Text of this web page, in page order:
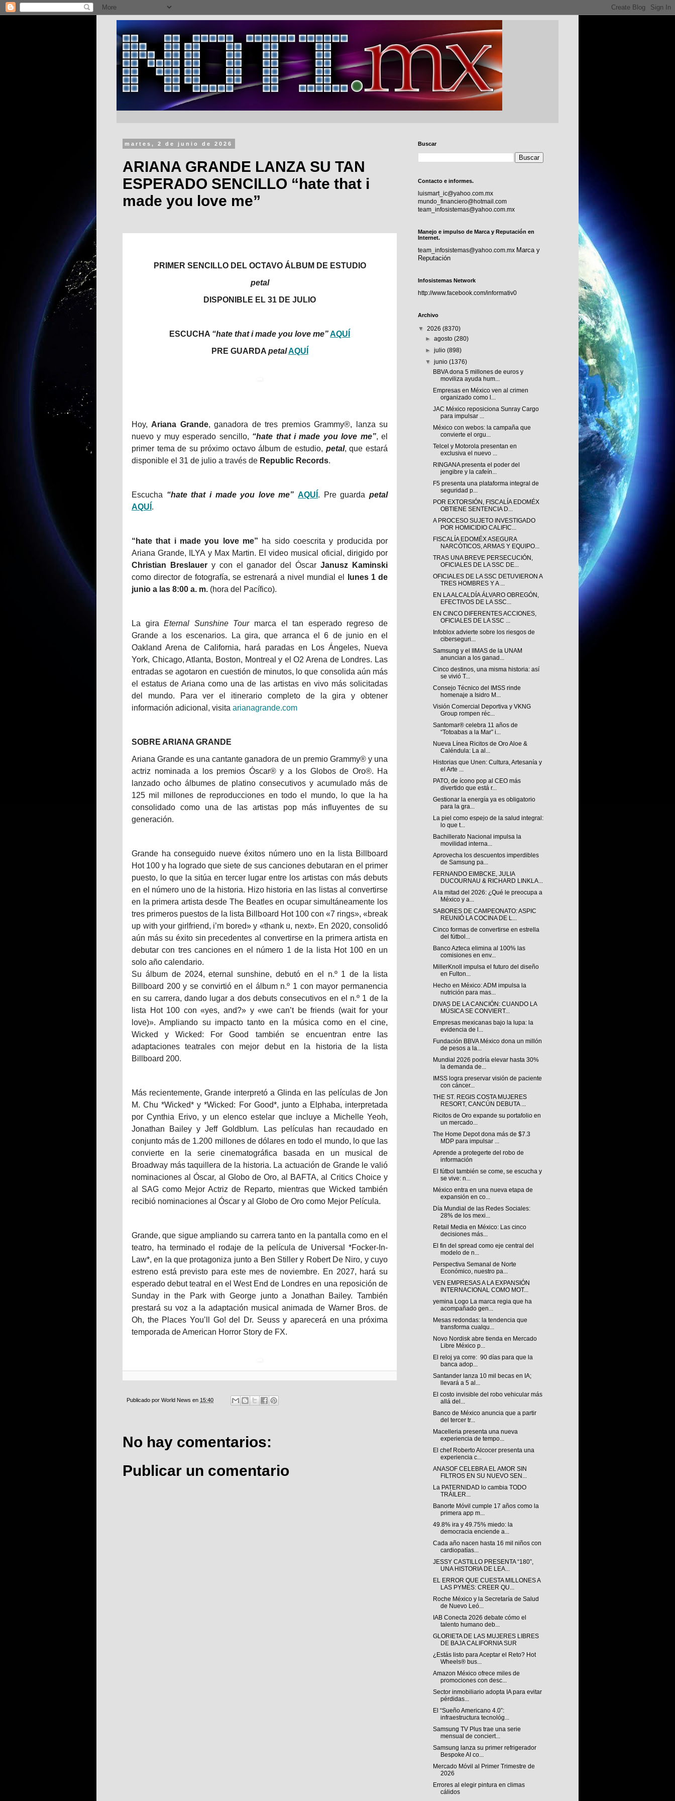
martes, 2 de junio de 2026
ARIANA GRANDE LANZA SU TAN
ESPERADO SENCILLO “hate that i
made you love me”
PRIMER SENCILLO DEL OCTAVO ÁLBUM DE ESTUDIO
petal
DISPONIBLE EL 31 DE JULIO
ESCUCHA “hate that i made you love me”AQUÍ
PRE GUARDA petal AQUÍ
Hoy, Ariana Grande, ganadora de tres premios Grammy®, lanza su
nuevo y muy esperado sencillo, “hate that i made you love me”, el
primer tema de su próximo octavo álbum de estudio, petal, que estará
disponible el 31 de julio a través de Republic Records.
Escucha “hate that i made you love me”AQUÍ . Pre guardapetal
AQUÍ .
“hate that i made you love me” ha sido coescrita y producida por
Ariana Grande, ILYA y Max Martin. El video musical oficial, dirigido por
Christian Breslauery con el ganador del ÓscarJanusz Kaminski
como director de fotografía, se estrenará a nivel mundial el
lunes 1 de
junio a las 8:00 a. m. (hora del Pacífico).
La gira Eternal Sunshine Tourmarca el tan esperado regreso de
Grande a los escenarios. La gira, que arranca el 6 de junio en el
Oakland Arena de California, hará paradas en Los Ángeles, Nueva
York, Chicago, Atlanta, Boston, Montreal y el O2 Arena de Londres. Las
entradas se agotaron en cuestión de minutos, lo que consolida aún más
el estatus de Ariana como una de las artistas en vivo más solicitadas
del mundo. Para ver el itinerario completo de la gira y obtener
información adicional, visita arianagrande.com
SOBRE ARIANA GRANDE
Ariana Grande es una cantante ganadora de un premio Grammy® y una
actriz nominada a los premios Óscar® y a los Globos de Oro®. Ha
lanzado ocho álbumes de platino consecutivos y acumulado más de
125 mil millones de reproducciones en todo el mundo, lo que la ha
consolidado como una de las artistas pop más influyentes de su
generación.
Grande ha conseguido nueve éxitos número uno en la lista Billboard
Hot 100 y ha logrado que siete de sus canciones debutaran en el primer
puesto, lo que la sitúa en tercer lugar entre los artistas con más debuts
en el número uno de la historia. Hizo historia en las listas al convertirse
en la primera artista desde The Beatles en ocupar simultáneamente los
tres primeros puestos de la lista Billboard Hot 100 con «7 rings», «break
up with your girlfriend, i’m bored» y «thank u, next». En 2020, consolidó
aún más su éxito sin precedentes al convertirse en la primera artista en
debutar con tres canciones en el número 1 de la lista Hot 100 en un
solo año calendario.
Su álbum de 2024, eternal sunshine, debutó en el n.º 1 de la lista
Billboard 200 y se convirtió en el álbum n.º 1 con mayor permanencia
en su carrera, dando lugar a dos debuts consecutivos en el n.º 1 de la
lista Hot 100 con «yes, and?» y «we can’t be friends (wait for your
love)». Ampliando su impacto tanto en la música como en el cine,
Wicked y Wicked: For Good también se encuentran entre las
adaptaciones teatrales con mejor debut en la historia de la lista
Billboard 200.
Más recientemente, Grande interpretó a Glinda en las películas de Jon
M. Chu *Wicked* y *Wicked: For Good*, junto a Elphaba, interpretada
por Cynthia Erivo, y un elenco estelar que incluye a Michelle Yeoh,
Jonathan Bailey y Jeff Goldblum. Las películas han recaudado en
conjunto más de 1.200 millones de dólares en todo el mundo, lo que las
convierte en la serie cinematográfica basada en un musical de
Broadway más taquillera de la historia. La actuación de Grande le valió
nominaciones al Óscar, al Globo de Oro, al BAFTA, al Critics Choice y
al SAG como Mejor Actriz de Reparto, mientras que Wicked también
recibió nominaciones al Óscar y al Globo de Oro como Mejor Película.
Grande, que sigue ampliando su carrera tanto en la pantalla como en el
teatro, ha terminado el rodaje de la película de Universal *Focker-In-
Law*, en la que protagoniza junto a Ben Stiller y Robert De Niro, y cuyo
estreno está previsto para este mes de noviembre. En 2027, hará su
esperado debut teatral en el West End de Londres en una reposición de
Sunday in the Park with George junto a Jonathan Bailey. También
prestará su voz a la adaptación musical animada de Warner Bros. de
Oh, the Places You’ll Go! del Dr. Seuss y aparecerá en una próxima
temporada de American Horror Story de FX.
Publicado por World News en 15:40
No hay comentarios:
Publicar un comentario
Buscar
Contacto e informes.
luismart_ic@yahoo.com.mx
mundo_financiero@hotmail.com
team_infosistemas@yahoo.com.mx
Manejo e impulso de Marca y Reputación en
Internet.
team_infosistemas@yahoo.com.mx Marca y
Reputación
Infosistemas Network
http://www.facebook.com/informativ0
Archivo
▼ 2026 (8370)
►agosto(280)
►julio(898)
▼junio(1376)
BBVA dona 5 millones de euros y
moviliza ayuda hum...
Empresas en México ven al crimen
organizado como l...
JAC México reposiciona Sunray Cargo
para impulsar ...
México con webos: la campaña que
convierte el orgu...
Telcel y Motorola presentan en
exclusiva el nuevo ...
RINGANA presenta el poder del
jengibre y la cafeín...
F5 presenta una plataforma integral de
seguridad p...
POR EXTORSIÓN, FISCALÍA EDOMÉX
OBTIENE SENTENCIA D...
A PROCESO SUJETO INVESTIGADO
POR HOMICIDIO CALIFIC...
FISCALÍA EDOMÉX ASEGURA
NARCÓTICOS, ARMAS Y EQUIPO...
TRAS UNA BREVE PERSECUCIÓN,
OFICIALES DE LA SSC DE...
OFICIALES DE LA SSC DETUVIERON A
TRES HOMBRES Y A ...
EN LA ALCALDÍA ÁLVARO OBREGÓN,
EFECTIVOS DE LA SSC...
EN CINCO DIFERENTES ACCIONES,
OFICIALES DE LA SSC ...
Infoblox advierte sobre los riesgos de
ciberseguri...
Samsung y el IIMAS de la UNAM
anuncian a los ganad...
Cinco destinos, una misma historia: así
se vivió T...
Consejo Técnico del IMSS rinde
homenaje a Isidro M...
Visión Comercial Deportiva y VKNG
Group rompen réc...
Santomar® celebra 11 años de
“Totoabas a la Mar” i...
Nueva Línea Ricitos de Oro Aloe &
Caléndula: La al...
Historias que Unen: Cultura, Artesanía y
el Arte ...
PATO, de ícono pop al CEO más
divertido que está r...
Gestionar la energía ya es obligatorio
para la gra...
La piel como espejo de la salud integral:
lo que t...
Bachillerato Nacional impulsa la
movilidad interna...
Aprovecha los descuentos imperdibles
de Samsung pa...
FERNANDO EIMBCKE, JULIA
DUCOURNAU & RICHARD LINKLA...
A la mitad del 2026: ¿Qué le preocupa a
México y a...
SABORES DE CAMPEONATO: ASPIC
REUNIÓ LA COCINA DE L...
Cinco formas de convertirse en estrella
del fútbol...
Banco Azteca elimina al 100% las
comisiones en env...
MillerKnoll impulsa el futuro del diseño
en Fulton...
Hecho en México: ADM impulsa la
nutrición para mas...
DIVAS DE LA CANCIÓN: CUANDO LA
MÚSICA SE CONVIERT...
Empresas mexicanas bajo la lupa: la
evidencia de l...
Fundación BBVA México dona un millón
de pesos a la...
Mundial 2026 podría elevar hasta 30%
la demanda de...
IMSS logra preservar visión de paciente
con cáncer...
THE ST. REGIS COSTA MUJERES
RESORT, CANCÚN DEBUTA ...
Ricitos de Oro expande su portafolio en
un mercado...
The Home Depot dona más de $7.3
MDP para impulsar ...
Aprende a protegerte del robo de
información
El fútbol también se come, se escucha y
se vive: n...
México entra en una nueva etapa de
expansión en co...
Día Mundial de las Redes Sociales:
28% de los mexi...
Retail Media en México: Las cinco
decisiones más...
El fin del spread como eje central del
modelo de n...
Perspectiva Semanal de Norte
Económico, nuestro pa...
VEN EMPRESAS A LA EXPANSIÓN
INTERNACIONAL COMO MOT...
yemina Logo La marca regia que ha
acompañado gen...
Mesas redondas: la tendencia que
transforma cualqu...
Novo Nordisk abre tienda en Mercado
Libre México p...
El reloj ya corre: 90 días para que la
banca adop...
Santander lanza 10 mil becas en IA;
llevará a 5 al...
El costo invisible del robo vehicular más
allá del...
Banco de México anuncia que a partir
del tercer tr...
Macelleria presenta una nueva
experiencia de tempo...
El chef Roberto Alcocer presenta una
experiencia c...
ANASOF CELEBRA EL AMOR SIN
FILTROS EN SU NUEVO SEN...
La PATERNIDAD lo cambia TODO
TRÁILER...
Banorte Móvil cumple 17 años como la
primera app m...
49.8% ira y 49.75% miedo: la
democracia enciende a...
Cada año nacen hasta 16 mil niños con
cardiopatías...
JESSY CASTILLO PRESENTA “180”,
UNA HISTORIA DE LEA...
EL ERROR QUE CUESTA MILLONES A
LAS PYMES: CREER QU...
Roche México y la Secretaría de Salud
de Nuevo Leó...
IAB Conecta 2026 debate cómo el
talento humano deb...
GLORIETA DE LAS MUJERES LIBRES
DE BAJA CALIFORNIA SUR
¿Estás listo para Aceptar el Reto? Hot
Wheels® bus...
Amazon México ofrece miles de
promociones con desc...
Sector inmobiliario adopta IA para evitar
pérdidas...
El “Sueño Americano 4.0”:
infraestructura tecnológ...
Samsung TV Plus trae una serie
mensual de conciert...
Samsung lanza su primer refrigerador
Bespoke AI co...
Mercado Móvil al Primer Trimestre de
2026
Errores al elegir pintura en climas
cálidos